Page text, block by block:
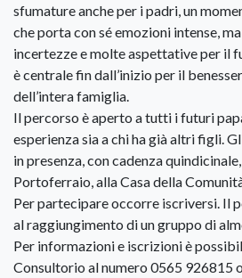
sfumature anche per i padri, un
che porta con sé emozioni intense,
incertezze e molte aspettative per il
è centrale fin dall’inizio per il
dell’intera famiglia.
Il percorso è aperto a tutti i futuri
esperienza sia a chi ha già altri figli.
in presenza, con cadenza
Portoferraio, alla Casa della
Per partecipare occorre iscriversi. Il
al raggiungimento di un gruppo di
Per informazioni e iscrizioni è
Consultorio al numero 0565 926815